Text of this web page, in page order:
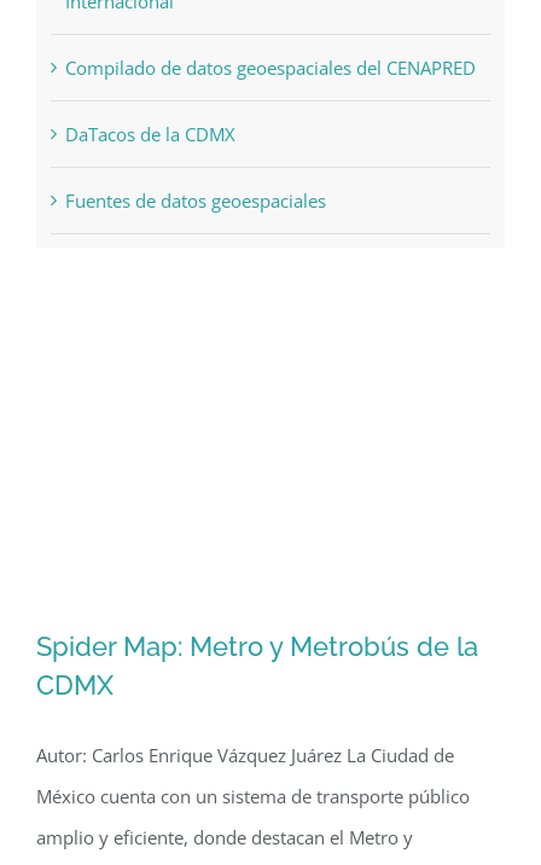
Spider Map: Metro y Metrobús de la
CDMX
Spider Map: Metro y Metrobús de la
CDMX
Autor: Carlos Enrique Vázquez Juárez La Ciudad de
México cuenta con un sistema de transporte público
amplio y eficiente, donde destacan el Metro y
Compilado de datos geoespaciales del CENAPRED
DaTacos de la CDMX
Fuentes de datos geoespaciales